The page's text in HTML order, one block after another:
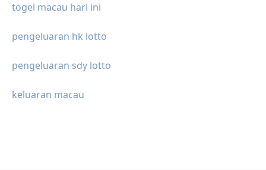
togel macau hari ini
pengeluaran hk lotto
pengeluaran sdy lotto
keluaran macau